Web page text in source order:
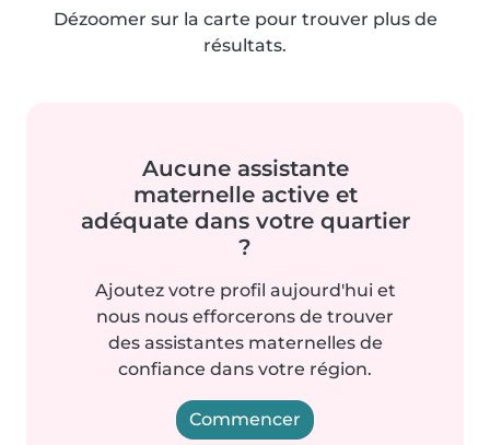
Dézoomer sur la carte pour trouver plus de
résultats.
Aucune assistante
maternelle active et
adéquate dans votre quartier
?
Ajoutez votre profil aujourd'hui et
nous nous efforcerons de trouver
des assistantes maternelles de
confiance dans votre région.
Commencer